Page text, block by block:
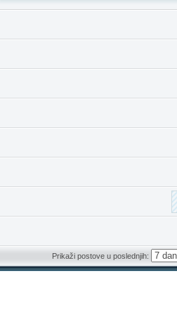
Prikaži postove u poslednjih: